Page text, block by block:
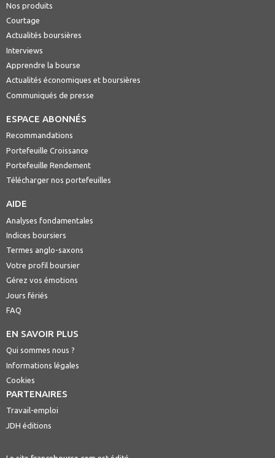
Nos produits
Courtage
Actualités boursières
Interviews
Apprendre la bourse
Actualités économiques et boursières
Communiqués de presse
ESPACE ABONNÉS
Recommandations
Portefeuille Croissance
Portefeuille Rendement
Télécharger nos portefeuilles
AIDE
Analyses fondamentales
Indices boursiers
Termes anglo-saxons
Votre profil boursier
Gérez vos émotions
Jours fériés
FAQ
EN SAVOIR PLUS
Qui sommes nous ?
Informations légales
Cookies
PARTENAIRES
Travail-emploi
JDH éditions